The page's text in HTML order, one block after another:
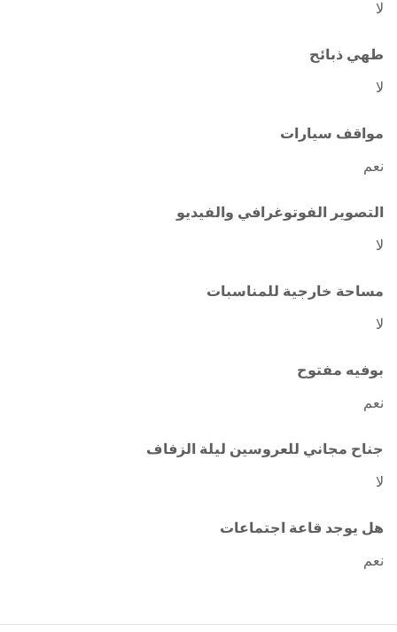
لا
طهي ذبائح
لا
مواقف سيارات
نعم
التصوير الفوتوغرافي والفيديو
لا
مساحة خارجية للمناسبات
لا
بوفيه مفتوح
نعم
جناح مجاني للعروسين ليلة الزفاف
لا
هل يوجد قاعة اجتماعات
نعم